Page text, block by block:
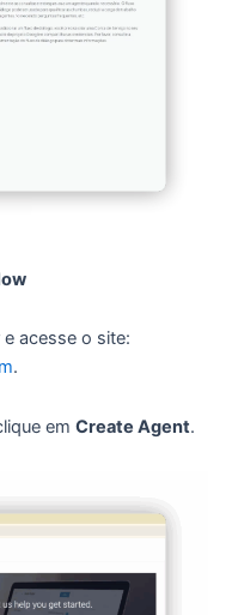
acesse o site:
.
lique em Create Agent.